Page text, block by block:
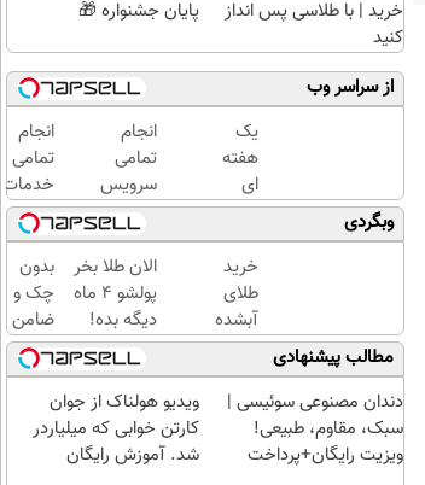
خرید | با طلاسی پس انداز
کنید
پایان جشنواره 🎁
از سراسر وب
یک
هفته
ای
کتابت
را با
مجوز
رسمی
چاپ
کن !
کلیک
کن تا
فرصت
هست
انجام
تمامی
سرویس
های
ماشین
درمحل
انجام
تمامی
خدمات
در محل
با یدک
دات
وبگردی
خرید
طلای
آبشده
حتی با
۱۰۰هزارتومان
الان طلا بخر
پولشو 4 ماه
دیگه بده!
سرمایه‌گذاری
طلا با اقساط
بی‌بهره
بدون
چک و
ضامن
تا 100
میلیون
اعتبار
خرید
مطالب پیشنهادی
دندان مصنوعی سوئیسی |
سبک، مقاوم، طبیعی!
ویزیت رایگان+پرداخت
ویدیو هولناک از جوان
کارتن خوابی که میلیاردر
شد. آموزش رایگان